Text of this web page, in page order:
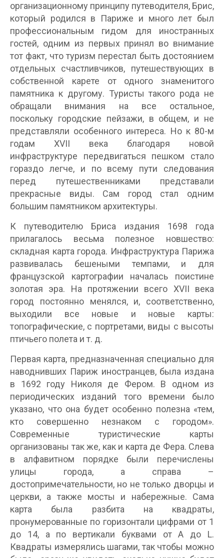
организационному принципу путеводителя, Брис,
который родился в Париже и много лет был
профессиональным гидом для иностранных
гостей, одним из первых принял во внимание
тот факт, что туризм перестал быть достоянием
отдельных счастливчиков, путешествующих в
собственной карете от одного знаменитого
памятника к другому. Туристы такого рода не
обращали внимания на все остальное,
поскольку городские пейзажи, в общем, и не
представляли особенного интереса. Но к 80-м
годам XVII века благодаря новой
инфраструктуре передвигаться пешком стало
гораздо легче, и по всему пути следования
перед путешественниками представали
прекрасные виды. Сам город стал одним
большим памятником архитектуры.
К путеводителю Бриса издания 1698 года
прилагалось весьма полезное новшество:
складная карта города. Инфраструктура Парижа
развивалась бешеными темпами, и для
французской картографии началась поистине
золотая эра. На протяжении всего XVII века
город постоянно менялся, и, соответственно,
выходили все новые и новые карты:
топографические, с портретами, виды с высоты
птичьего полета и т. д.
Первая карта, предназначенная специально для
наводнивших Париж иностранцев, была издана
в 1692 году Николя де Фером. В одном из
периодических изданий того времени было
указано, что она будет особенно полезна «тем,
кто совершенно незнаком с городом».
Современные туристические карты
организованы так же, как и карта де Фера. Слева
в алфавитном порядке были перечислены
улицы города, а справа –
достопримечательности, но не только дворцы и
церкви, а также мосты и набережные. Сама
карта была разбита на квадраты,
пронумерованные по горизонтали цифрами от 1
до 14, а по вертикали буквами от A до L.
Квадраты измерялись шагами, так чтобы можно